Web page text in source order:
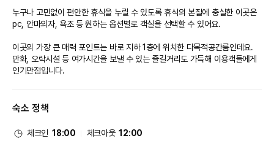
- 이용 시설 : 탁구장, 헬스장, 게임장, 만화방
- 이용 안내 : 이용 후 정리 부탁드립니다
포트, 무료 생수, 무료 차, 슬리퍼, 샤워가운, 고데기, 휴대폰 충전기
- 욕실 어메니티: 헤어드라이기, 비데, 칫솔, 치약, 샴푸, 린스, 바디워시, 폼클
렌징, 면도기, 비누, 면봉, 화장솜, 쉐이빙폼, 바디스펀지, 여성청결제, 헤어캡,
[세탁실]
- 이용 시간 : 24시간 이용가능 (무료)
- 이용 안내 : 세탁세제, 섬유유연제 무료 이용 가능
누구나 고민없이 편안한 휴식을 누릴 수 있도록 휴식의 본질에 충실한 이곳은
pc, 안마의자, 욕조 등 원하는 옵션별로 객실을 선택할 수 있어요.
이곳의 가장 큰 매력 포인트는 바로 지하 1층에 위치한 다목적공간룸인데요.
만화, 오락시설 등 여가시간을 보낼 수 있는 즐길거리도 가득해 이용객들에게
인기만점입니다.
숙소 정책
체크인 18:00 체크아웃 12:00